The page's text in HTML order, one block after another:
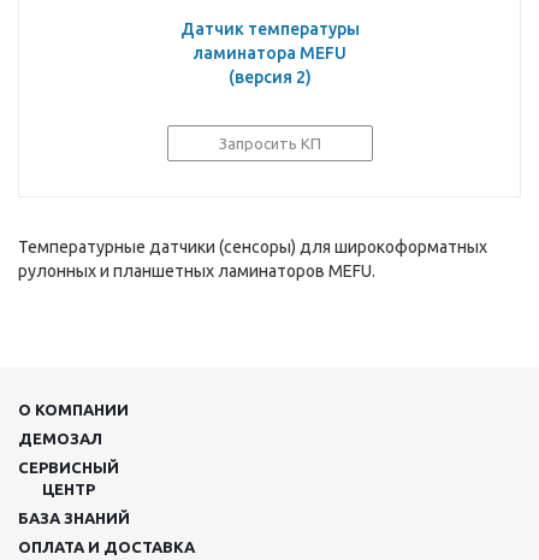
Датчик температуры
ламинатора MEFU
(версия 2)
Запросить КП
Температурные датчики (сенсоры) для широкоформатных
рулонных и планшетных ламинаторов MEFU.
О КОМПАНИИ
ДЕМОЗАЛ
СЕРВИСНЫЙ
ЦЕНТР
БАЗА ЗНАНИЙ
ОПЛАТА И ДОСТАВКА